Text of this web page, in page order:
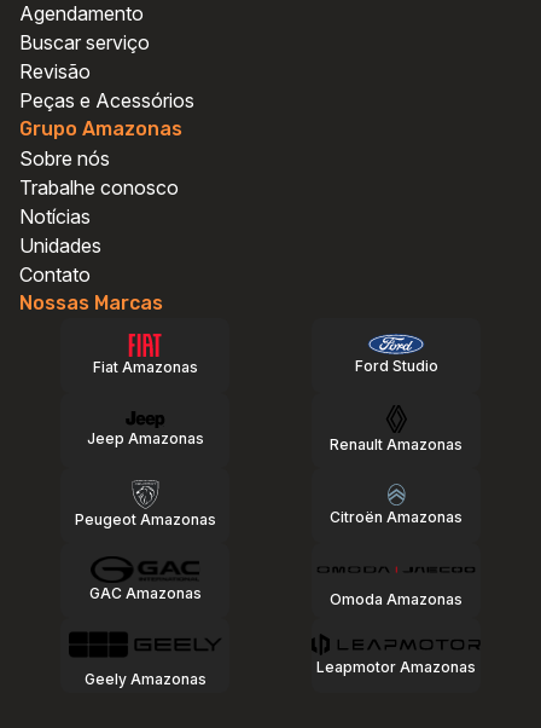
Agendamento
Buscar serviço
Revisão
Peças e Acessórios
Grupo Amazonas
Sobre nós
Trabalhe conosco
Notícias
Unidades
Contato
Nossas Marcas
Fiat Amazonas
Jeep Amazonas
Peugeot Amazonas
GAC Amazonas
Geely Amazonas
Ford Studio
Renault Amazonas
Citroën Amazonas
Omoda Amazonas
Leapmotor Amazonas